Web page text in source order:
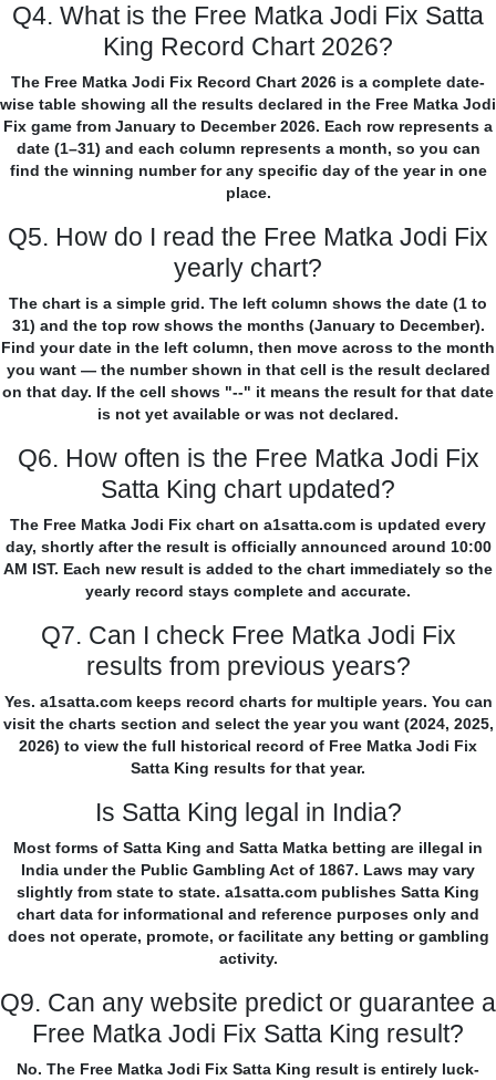
Q4. What is the Free Matka Jodi Fix Satta
King Record Chart 2026?
The Free Matka Jodi Fix Record Chart 2026 is a complete date-
wise table showing all the results declared in the Free Matka Jodi
Fix game from January to December 2026. Each row represents a
date (1–31) and each column represents a month, so you can
find the winning number for any specific day of the year in one
place.
Q5. How do I read the Free Matka Jodi Fix
yearly chart?
The chart is a simple grid. The left column shows the date (1 to
31) and the top row shows the months (January to December).
Find your date in the left column, then move across to the month
you want — the number shown in that cell is the result declared
on that day. If the cell shows "--" it means the result for that date
is not yet available or was not declared.
Q6. How often is the Free Matka Jodi Fix
Satta King chart updated?
The Free Matka Jodi Fix chart on a1satta.com is updated every
day, shortly after the result is officially announced around 10:00
AM IST. Each new result is added to the chart immediately so the
yearly record stays complete and accurate.
Q7. Can I check Free Matka Jodi Fix
results from previous years?
Yes. a1satta.com keeps record charts for multiple years. You can
visit the charts section and select the year you want (2024, 2025,
2026) to view the full historical record of Free Matka Jodi Fix
Satta King results for that year.
Is Satta King legal in India?
Most forms of Satta King and Satta Matka betting are illegal in
India under the Public Gambling Act of 1867. Laws may vary
slightly from state to state. a1satta.com publishes Satta King
chart data for informational and reference purposes only and
does not operate, promote, or facilitate any betting or gambling
activity.
Q9. Can any website predict or guarantee a
Free Matka Jodi Fix Satta King result?
No. The Free Matka Jodi Fix Satta King result is entirely luck-